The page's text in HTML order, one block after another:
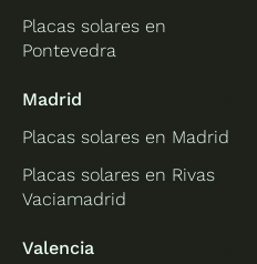
Placas solares en
Pontevedra
Madrid
Placas solares en Madrid
Placas solares en Rivas
Vaciamadrid
Valencia